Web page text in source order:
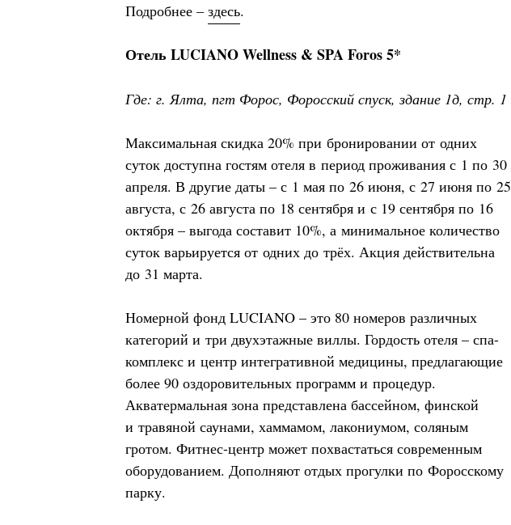
Подробнее – здесь.
Отель LUCIANO Wellness & SPA Foros 5*
Где: г. Ялта, пгт Форос, Форосский спуск, здание 1д, стр. 1
Максимальная скидка 20% при бронировании от одних
суток доступна гостям отеля в период проживания с 1 по 30
апреля. В другие даты – с 1 мая по 26 июня, с 27 июня по 25
августа, с 26 августа по 18 сентября и с 19 сентября по 16
октября – выгода составит 10%, а минимальное количество
суток варьируется от одних до трёх. Акция действительна
до 31 марта.
Номерной фонд LUCIANO – это 80 номеров различных
категорий и три двухэтажные виллы. Гордость отеля – спа-
комплекс и центр интегративной медицины, предлагающие
более 90 оздоровительных программ и процедур.
Акватермальная зона представлена бассейном, финской
и травяной саунами, хаммамом, лакониумом, соляным
гротом. Фитнес-центр может похвастаться современным
оборудованием. Дополняют отдых прогулки по Форосскому
парку.